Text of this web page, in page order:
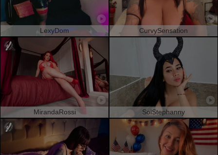
LexyDom CurvySensation
MirandaRossi SolStephanny